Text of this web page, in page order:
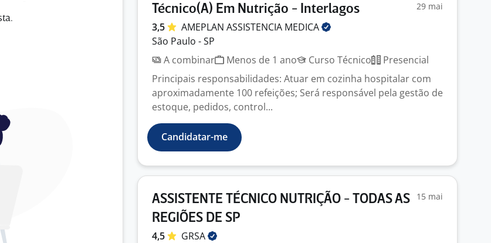
Técnico(A) Em Nutrição - Interlagos 29 mai
3,5 AMEPLAN ASSISTENCIA MEDICA
São Paulo - SP
A combinar
Menos de 1 ano Curso Técnico
Presencial
Principais responsabilidades: Atuar em cozinha hospitalar com
aproximadamente 100 refeições; Será responsável pela gestão de
estoque, pedidos, control...
Candidatar-me
ASSISTENTE TÉCNICO NUTRIÇÃO - TODAS AS
REGIÕES DE SP
15 mai
4,5
GRSA